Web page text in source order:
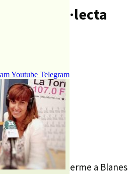
Youtube Telegram
en la Col·lecta
de Blanes
es va dur a terme a Blanes